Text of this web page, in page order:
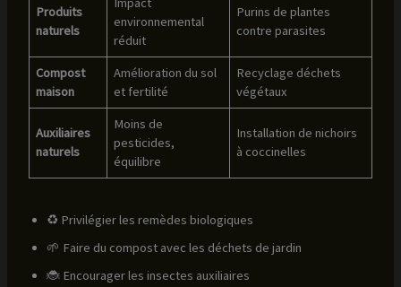
Produits
naturels
environnemental
réduit
Purins de plantes
contre parasites
Compost
maison
Amélioration du sol
et fertilité
Recyclage déchets
végétaux
Auxiliaires
naturels
Moins de
pesticides,
équilibre
Installation de nichoirs
à coccinelles
♻ Privilégier les remèdes biologiques
🌱 Faire du compost avec les déchets de jardin
🐞 Encourager les insectes auxiliaires